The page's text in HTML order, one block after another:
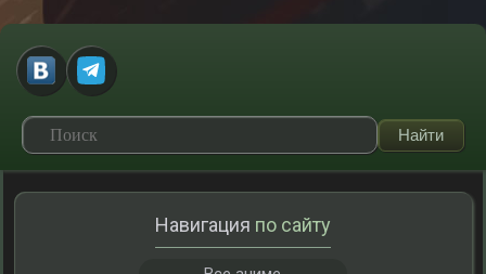
Навигация по сайту